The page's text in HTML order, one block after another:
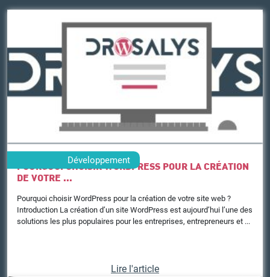
Développement
POURQUOI CHOISIR WORDPRESS POUR LA CRÉATION
DE VOTRE ...
Pourquoi choisir WordPress pour la création de votre site web ?
Introduction La création d’un site WordPress est aujourd’hui l’une des
solutions les plus populaires pour les entreprises, entrepreneurs et ...
Lire l'article